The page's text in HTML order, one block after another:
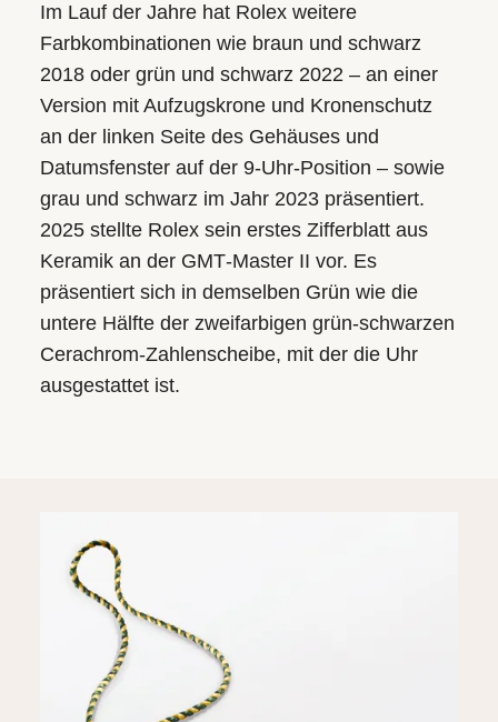
Im Lauf der Jahre hat Rolex weitere
Farbkombinationen wie braun und schwarz
2018 oder grün und schwarz 2022 – an einer
Version mit Aufzugskrone und Kronenschutz
an der linken Seite des Gehäuses und
Datumsfenster auf der 9‑Uhr-Position – sowie
grau und schwarz im Jahr 2023 präsentiert.
2025 stellte Rolex sein erstes Zifferblatt aus
Keramik an der GMT‑Master II vor. Es
präsentiert sich in demselben Grün wie die
untere Hälfte der zweifarbigen grün-schwarzen
Cerachrom-Zahlenscheibe, mit der die Uhr
ausgestattet ist.